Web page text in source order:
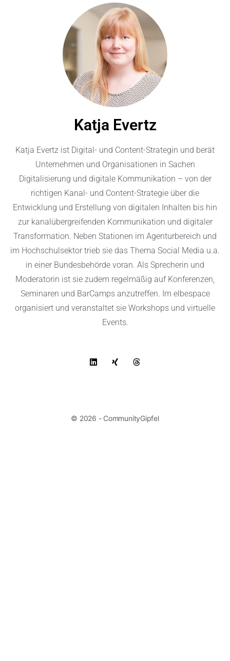
Katja Evertz
Katja Evertz ist Digital- und Content-Strategin und berät
Unternehmen und Organisationen in Sachen
Digitalisierung und digitale Kommunikation – von der
richtigen Kanal- und Content-Strategie über die
Entwicklung und Erstellung von digitalen Inhalten bis hin
zur kanalübergreifenden Kommunikation und digitaler
Transformation. Neben Stationen im Agenturbereich und
im Hochschulsektor trieb sie das Thema Social Media u.a.
in einer Bundesbehörde voran. Als Sprecherin und
Moderatorin ist sie zudem regelmäßig auf Konferenzen,
Seminaren und BarCamps anzutreffen. Im elbespace
organisiert und veranstaltet sie Workshops und virtuelle
Events.
© 2026 - CommunityGipfel